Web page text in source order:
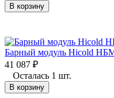
В корзину
Барный модуль Hicold
41 087 ₽
Осталась 1 шт.
В корзину